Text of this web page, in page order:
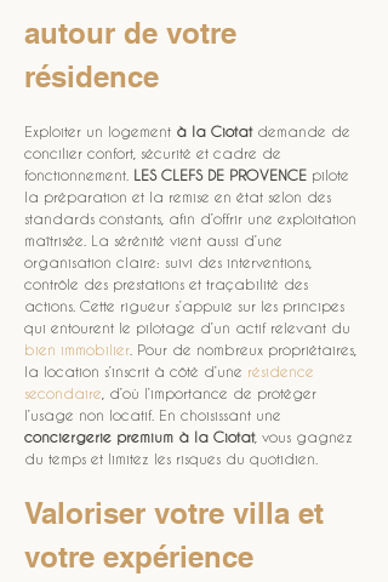
autour de votre
résidence
Exploiter un logement à la Ciotat demande de
concilier confort, sécurité et cadre de
fonctionnement. LES CLEFS DE PROVENCE pilote
la préparation et la remise en état selon des
standards constants, afin d’offrir une exploitation
maîtrisée. La sérénité vient aussi d’une
organisation claire: suivi des interventions,
contrôle des prestations et traçabilité des
actions. Cette rigueur s’appuie sur les principes
qui entourent le pilotage d’un actif relevant du
bien immobilier . Pour de nombreux propriétaires,
la location s’inscrit à côté d’une résidence
secondaire , d’où l’importance de protéger
l’usage non locatif. En choisissant une
conciergerie premium à la Ciotat, vous gagnez
du temps et limitez les risques du quotidien.
Valoriser votre villa et
votre expérience